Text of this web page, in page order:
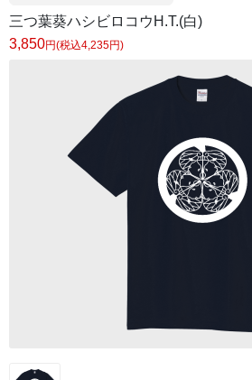
三つ葉葵ハシビロコウH.T.(白)
3,850円(税込4,235円)